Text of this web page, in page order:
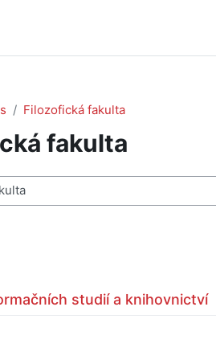
Filozofická fakulta
fakulta
studií a knihovnictví